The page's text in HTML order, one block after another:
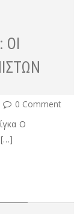
ΟΙ
0 Comment
Ο
[…]